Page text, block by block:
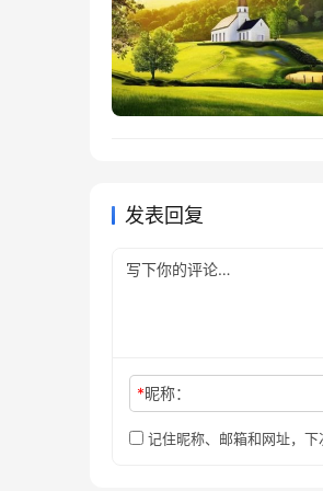
"
人都有主观意识，你的
理由；多用数据；重复总
发表回复
*昵称：
记住昵称、邮箱和网址，下